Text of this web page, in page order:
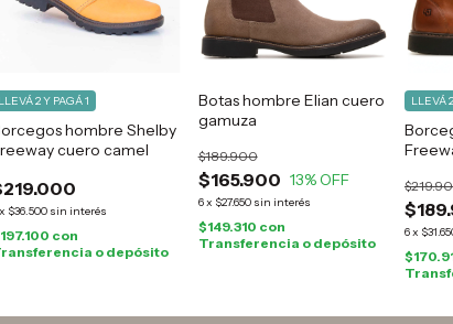
hombre Shelby
cuero camel
x $36.500 sin interés
LLEVÁ 2 Y PAGÁ 1
con
o depósito
Botas hombre Elian cuero
gamuza
$165.900
$189.900
13% OFF
6x $27.650 sin interés
$149.310 con
Transferencia o depósito
6x
LLEVÁ